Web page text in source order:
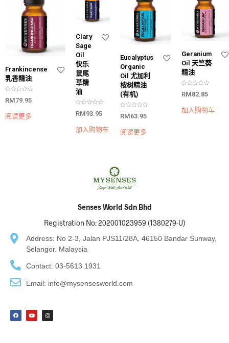
Frankincense
乳香精油
分
s
RM79.95
阅读更多
Clary
Sage
Oil
快乐
鼠尾
草精
油
分
&
s
RM93.95
加入购物车
Eucalyptus
Organic
Oil 尤加利
桉树精油
(有机)
分
&
s
RM63.95
阅读更多
Geranium
Oil 天竺葵
精油
分
s
RM82.85
加入购物车
Senses World Sdn Bhd
Registration No: 202001023959 (1380279-U)
Address: No 2-3, Jalan PJS11/28A, 46150 Bandar Sunway,
Selangor. Malaysia
Contact: 03-5613 1931
Email: info@mysensesworld.com